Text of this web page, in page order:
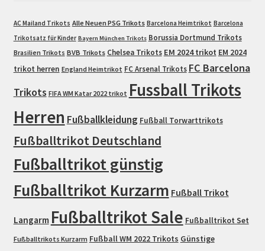
AC Mailand Trikots Alle Neuen PSG Trikots Barcelona Heimtrikot Barcelona
Trikotsatz für Kinder Bayern München Trikots Borussia Dortmund Trikots
Brasilien Trikots BVB Trikots Chelsea Trikots EM 2024 trikot EM 2024
trikot herren England Heimtrikot FC Arsenal Trikots FC Barcelona
Trikots FIFA WM Katar 2022 trikot Fussball Trikots
Herren Fußballkleidung Fußball Torwarttrikots
Fußballtrikot Deutschland
Fußballtrikot günstig
Fußballtrikot Kurzarm Fußball Trikot
Langarm Fußballtrikot Sale Fußballtrikot Set
Fußballtrikots Kurzarm Fußball WM 2022 Trikots Günstige